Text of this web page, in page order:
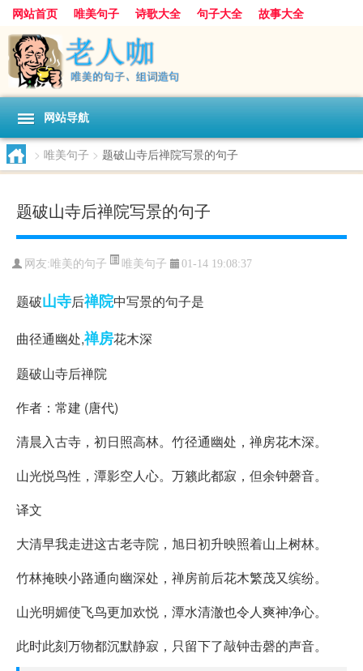
网站首页 唯美句子 诗歌大全 句子大全
故事大全
人生感悟
其他美文 美文欣赏
感人故事
句子分类
网站导航
> 唯美句子 > 题破山寺后禅院写景的句子
题破山寺后禅院写景的句子
网友: 唯美的句子 唯美句子 01-14 19:08:37
题破山寺后禅院中写景的句子是
曲径通幽处,禅房花木深
题破山寺后禅院
作者：常建 (唐代)
清晨入古寺，初日照高林。竹径通幽处，禅房花木深。
山光悦鸟性，潭影空人心。万籁此都寂，但余钟磬音。
译文
大清早我走进这古老寺院，旭日初升映照着山上树林。
竹林掩映小路通向幽深处，禅房前后花木繁茂又缤纷。
山光明媚使飞鸟更加欢悦，潭水清澈也令人爽神净心。
此时此刻万物都沉默静寂，只留下了敲钟击磬的声音。